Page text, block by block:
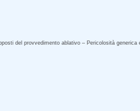
del provvedimento ablativo – Pericolosità